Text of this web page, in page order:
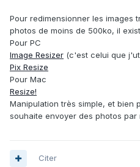
Pour redimensionner les images
photos de moins de 500ko, il
Pour PC
Image Resizer (c'est celui que
Pix Resize
Pour Mac
Resize!
Manipulation très simple, et bien
souhaite envoyer des photos par
Citer